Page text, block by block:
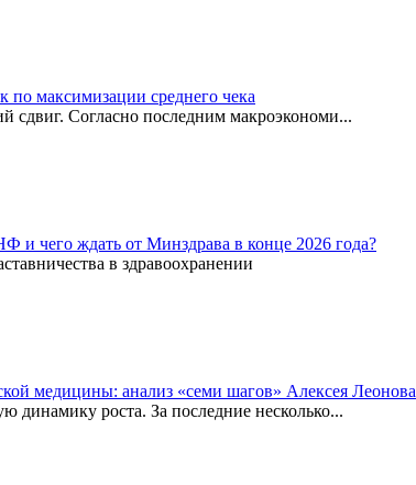
максимизации среднего чека
сдвиг. Согласно последним макроэкономи...
и чего ждать от Минздрава в конце 2026 года?
в здравоохранении
медицины: анализ «семи шагов» Алексея Леонова
динамику роста. За последние несколько...